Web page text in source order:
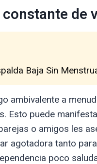
de
Baja Sin
ambivalente a
Esto puede
o amigos les
agotadora tanto
poco